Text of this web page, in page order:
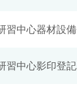
習中心器材設
習中心影印登